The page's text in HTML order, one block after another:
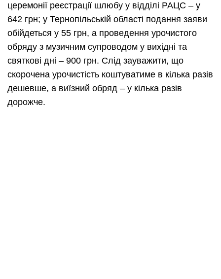
церемонії реєстрації шлюбу у відділі РАЦС – у
642 грн; у Тернопільській області подання заяви
обійдеться у 55 грн, а проведення урочистого
обряду з музичним супроводом у вихідні та
святкові дні – 900 грн. Слід зауважити, що
скорочена урочистість коштуватиме в кілька разів
дешевше, а виїзний обряд – у кілька разів
дорожче.